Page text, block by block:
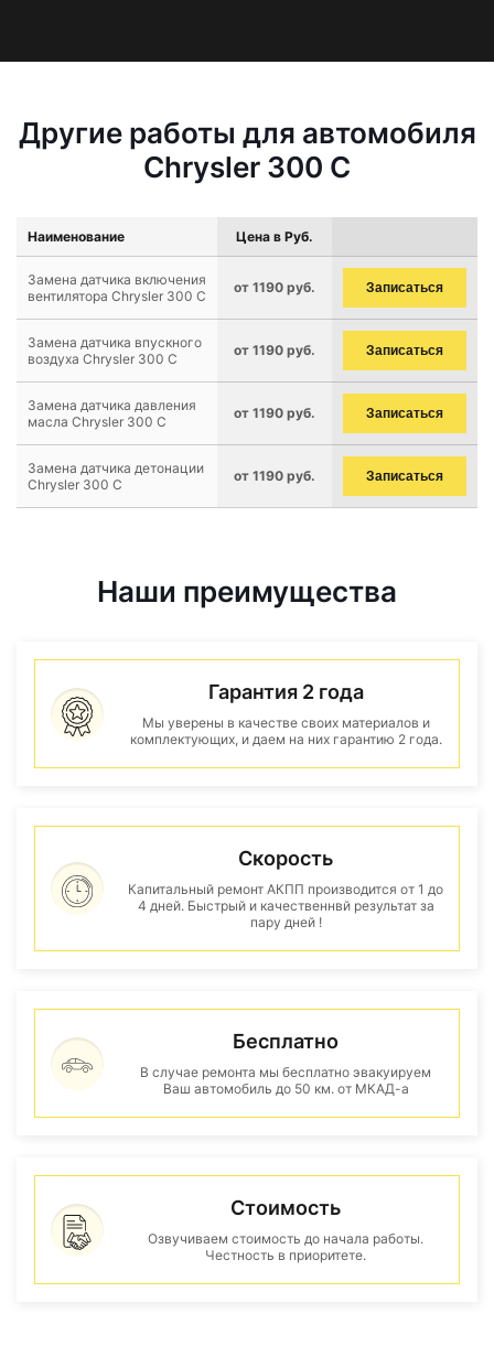
Другие работы для автомобиля
Chrysler 300 C
Наименование Цена в Руб.
Замена датчика включения
вентилятора Chrysler 300 C
от 1190 руб. Записаться
Замена датчика впускного
воздуха Chrysler 300 C
от 1190 руб. Записаться
Замена датчика давления
масла Chrysler 300 C
от 1190 руб. Записаться
Замена датчика детонации
Chrysler 300 C
от 1190 руб. Записаться
Наши преимущества
Гарантия 2 года
Мы уверены в качестве своих материалов и
комплектующих, и даем на них гарантию 2 года.
Скорость
Капитальный ремонт АКПП производится от 1 до
4 дней. Быстрый и качественнвй результат за
пару дней !
Бесплатно
В случае ремонта мы бесплатно эвакуируем
Ваш автомобиль до 50 км. от МКАД-а
Стоимость
Озвучиваем стоимость до начала работы.
Честность в приоритете.